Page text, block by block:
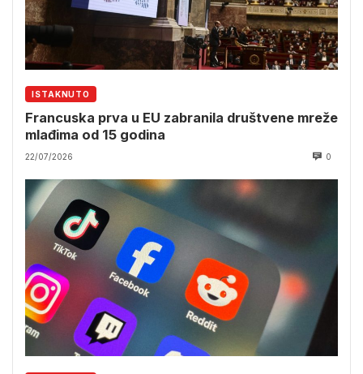
ISTAKNUTO
Francuska prva u EU zabranila društvene mreže
mlađima od 15 godina
22/07/2026 0